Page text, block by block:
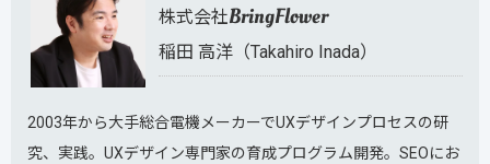
株式会社BringFlower
稲田 高洋（Takahiro Inada）
2003年から大手総合電機メーカーでUXデザインプロセスの研
究、実践。UXデザイン専門家の育成プログラム開発。SEOにお